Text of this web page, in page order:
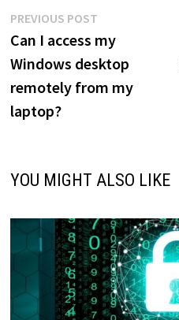
Post
navigation
PREVIOUS POSTPrevious
post:
Can I access my
Windows desktop
remotely from my
laptop?
YOU MIGHT ALSO LIKE